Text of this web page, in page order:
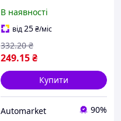
491328203
В наявності
від25₴/міс
249.15₴
332.20 ₴
Купити
Аutomarket 90%